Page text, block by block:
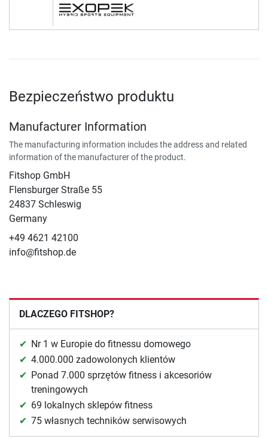
Bezpieczeństwo produktu
Manufacturer Information
The manufacturing information includes the address and related
information of the manufacturer of the product.
Fitshop GmbH
Flensburger Straße 55
24837 Schleswig
Germany
+49 4621 42100
info@fitshop.de
DLACZEGO FITSHOP?
Nr 1 w Europie do fitnessu domowego
4.000.000 zadowolonych klientów
Ponad 7.000 sprzętów fitness i akcesoriów
treningowych
69 lokalnych sklepów fitness
75 własnych techników serwisowych